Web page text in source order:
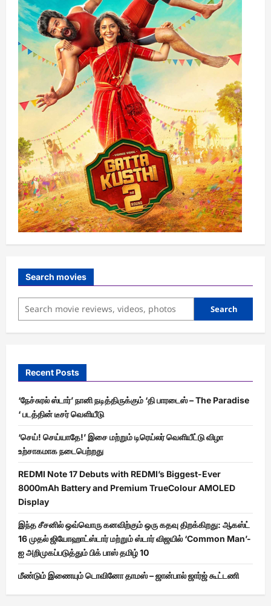
Search movies
Search
Recent Posts
‘நேச்சுரல் ஸ்டார்’ நானி நடித்திருக்கும் ‘தி பாரடைஸ் – The Paradise
‘ படத்தின் டீசர் வெளியீடு
‘செய்! செய்யாதே!’ இசை மற்றும் டிரெய்லர் வெளியீட்டு விழா
உற்சாகமாக நடைபெற்றது
REDMI Note 17 Debuts with REDMI’s Biggest-Ever
8000mAh Battery and Premium TrueColour AMOLED
Display
இந்த சீசனில் ஒவ்வொரு கனவிற்கும் ஒரு கதவு திறக்கிறது: ஆகஸ்ட்
16 முதல் ஜியோஹாட்ஸ்டார் மற்றும் ஸ்டார் விஜயில் ‘Common Man’-
ஐ அறிமுகப்படுத்தும் பிக் பாஸ் தமிழ் 10
மீண்டும் இணையும் டொவினோ தாமஸ் – ஜான்பால் ஜார்ஜ் கூட்டணி